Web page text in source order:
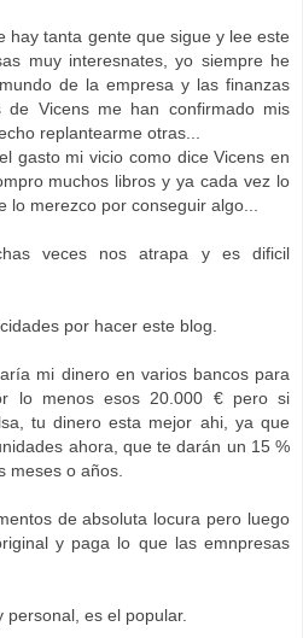
hay tanta gente que sigue y lee este
muy interesnates, yo siempre he
de la empresa y las finanzas
de Vicens me han confirmado mis
replantearme otras...
gasto mi vicio como dice Vicens en
muchos libros y ya cada vez lo
lo merezco por conseguir algo...
veces nos atrapa y es dificil
por hacer este blog.
mi dinero en varios bancos para
lo menos esos 20.000 € pero si
tu dinero esta mejor ahi, ya que
ahora, que te darán un 15 %
meses o años.
de absoluta locura pero luego
y paga lo que las emnpresas
personal, es el popular.